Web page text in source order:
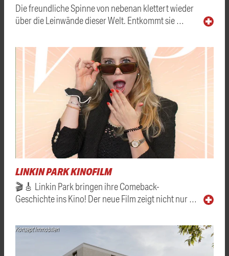
Die freundliche Spinne von nebenan klettert wieder
über die Leinwände dieser Welt. Entkommt sie …
LINKIN PARK KINOFILM
🎬🎸 Linkin Park bringen ihre Comeback-
Geschichte ins Kino! Der neue Film zeigt nicht nur …
Konzept Immobilien